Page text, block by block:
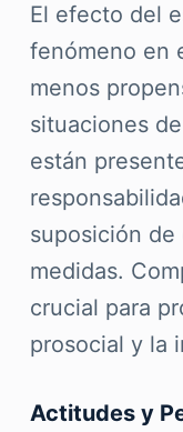
El efecto del
fenómeno en
menos
situaciones
están
suposición de
medidas.
crucial para
prosocial y la
Actitudes y